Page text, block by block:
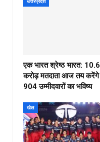
उत्तरप्रदेश
एक भारत श्रेष्ठ भारत: 10.6
करोड़ मतदाता आज तय करेंगे
904 उम्मीदवारों का भविष्य
खेल